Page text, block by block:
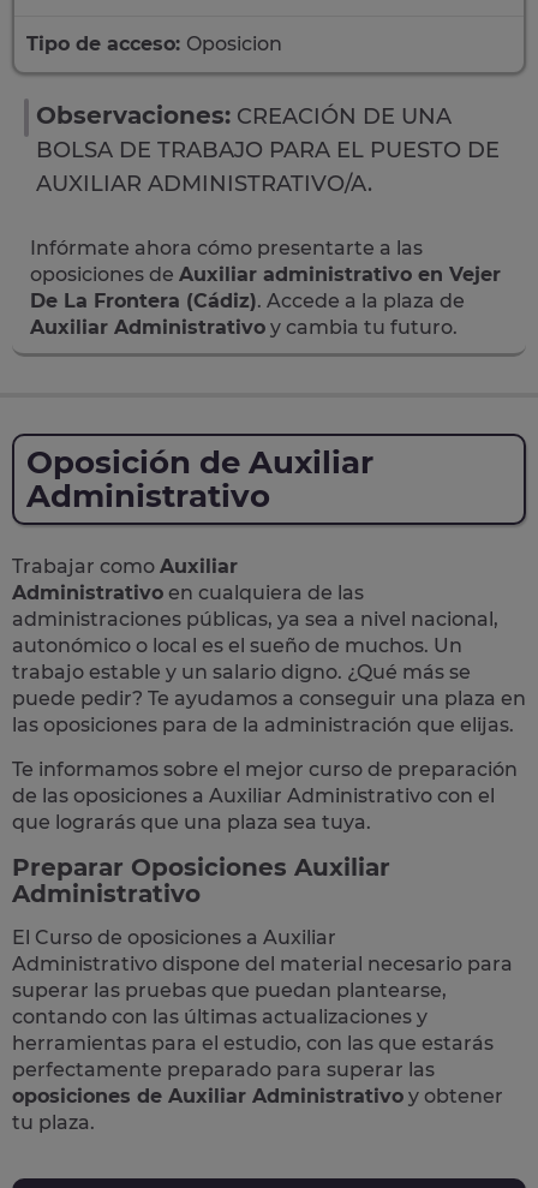
Tipo de acceso: Oposicion
Observaciones: CREACIÓN DE UNA
BOLSA DE TRABAJO PARA EL PUESTO DE
AUXILIAR ADMINISTRATIVO/A.
Infórmate ahora cómo presentarte a las
oposiciones de Auxiliar administrativo en Vejer
De La Frontera (Cádiz). Accede a la plaza de
Auxiliar Administrativo y cambia tu futuro.
Oposición de Auxiliar
Administrativo
Trabajar como Auxiliar
Administrativo en cualquiera de las
administraciones públicas, ya sea a nivel nacional,
autonómico o local es el sueño de muchos. Un
trabajo estable y un salario digno. ¿Qué más se
puede pedir? Te ayudamos a conseguir una plaza en
las oposiciones para de la administración que elijas.
Te informamos sobre el mejor curso de preparación
de las oposiciones a Auxiliar Administrativo con el
que lograrás que una plaza sea tuya.
Preparar Oposiciones Auxiliar
Administrativo
El Curso de oposiciones a Auxiliar
Administrativo dispone del material necesario para
superar las pruebas que puedan plantearse,
contando con las últimas actualizaciones y
herramientas para el estudio, con las que estarás
perfectamente preparado para superar las
oposiciones de Auxiliar Administrativo y obtener
tu plaza.